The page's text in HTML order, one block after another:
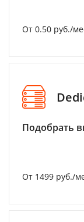
От 0.50 руб./
Подобрать
От 1499 руб./